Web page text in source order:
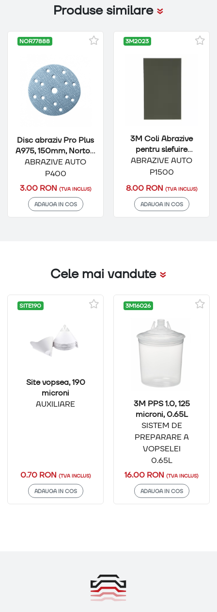
Produse similare
Disc abraziv Pro Plus
A975, 150mm, Norton,
P400
ABRAZIVE AUTO
NOR77888
P400
3.00 RON (TVA INCLUS)
ADAUGA IN COS
3M Coli Abrazive
pentru slefuire
manuala
umeda/uscata, P1500
ABRAZIVE AUTO
3M2023
P1500
8.00 RON (TVA INCLUS)
ADAUGA IN COS
Cele mai vandute
Site vopsea, 190
microni
AUXILIARE
SITE190
0.70 RON (TVA INCLUS)
ADAUGA IN COS
3M PPS 1.0, 125
microni, 0.65L
SISTEM DE
PREPARARE A
VOPSELEI
3M16026
0.65L
16.00 RON (TVA INCLUS)
ADAUGA IN COS